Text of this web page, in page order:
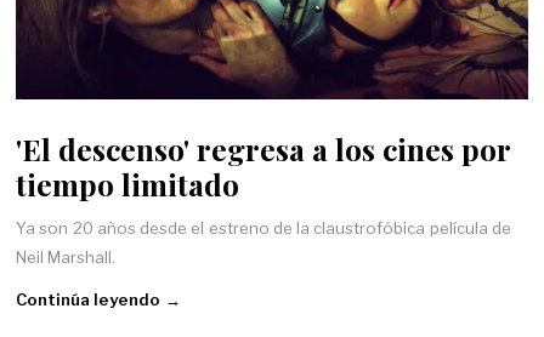
'El descenso' regresa a los cines por
tiempo limitado
Ya son 20 años desde el estreno de la claustrofóbica película de
Neil Marshall.
Continúa leyendo →